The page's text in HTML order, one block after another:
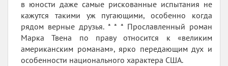
в юности даже самые рискованные испытания не
кажутся такими уж пугающими, особенно когда
рядом верные друзья. * * * Прославленный роман
Марка Твена по праву относится к «великим
американским романам», ярко передающим дух и
особенности национального характера США.